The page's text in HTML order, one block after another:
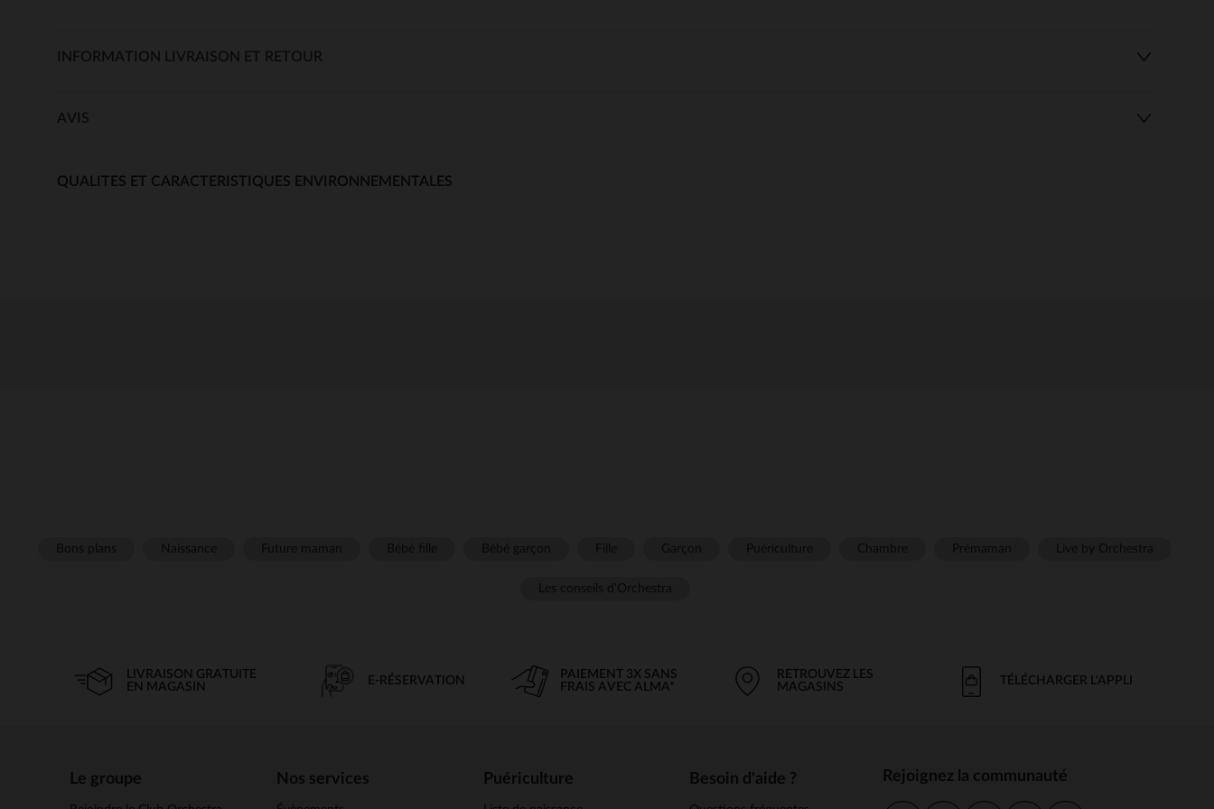
INFORMATION LIVRAISON ET RETOUR
AVIS
QUALITES ET CARACTERISTIQUES ENVIRONNEMENTALES
LIVRAISON GRATUITE
EN MAGASIN
E-RÉSERVATION
PAIEMENT 3X SANS
FRAIS AVEC ALMA*
RETROUVEZ LES
MAGASINS
TÉLÉCHARGER L'APPLI
Le groupe Nos services Puériculture Besoin d'aide ? Rejoignez la communauté